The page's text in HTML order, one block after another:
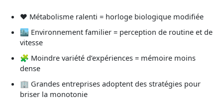
❤️ Métabolisme ralenti = horloge biologique modifiée
🏙️ Environnement familier = perception de routine et de
vitesse
🧩 Moindre variété d’expériences = mémoire moins
dense
🏢 Grandes entreprises adoptent des stratégies pour
briser la monotonie